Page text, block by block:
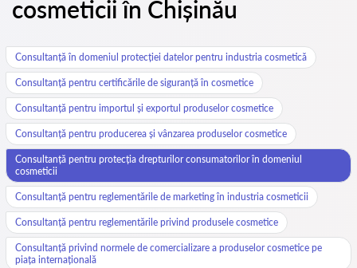
cosmeticii în Chișinău
Consultanță în domeniul protecției datelor pentru industria cosmetică
Consultanță pentru certificările de siguranță în cosmetice
Consultanță pentru importul și exportul produselor cosmetice
Consultanță pentru producerea și vânzarea produselor cosmetice
Consultanță pentru protecția drepturilor consumatorilor în domeniul
cosmeticii
Consultanță pentru reglementările de marketing în industria cosmeticii
Consultanță pentru reglementările privind produsele cosmetice
Consultanță privind normele de comercializare a produselor cosmetice pe
piața internațională